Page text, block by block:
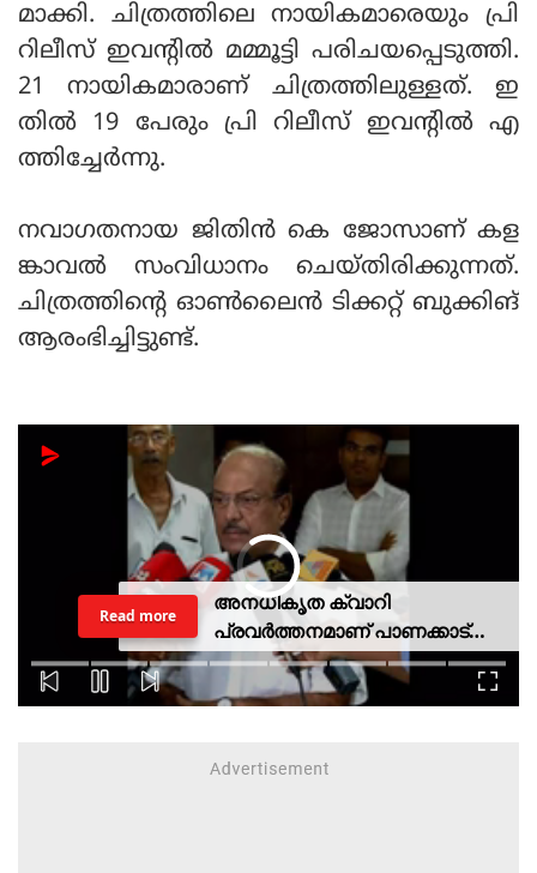
മാക്കി. ചിത്രത്തിലെ നായികമാരെയും പ്രി
റിലീസ് ഇവന്റില്‍ മമ്മൂട്ടി പരിചയപ്പെടുത്തി.
21 നായികമാരാണ് ചിത്രത്തിലുള്ളത്. ഇ
തില്‍ 19 പേരും പ്രി റിലീസ് ഇവന്റില്‍ എ
ത്തിച്ചേര്‍ന്നു.
നവാഗതനായ ജിതിന്‍ കെ ജോസാണ് കള
ങ്കാവല്‍ സംവിധാനം ചെയ്തിരിക്കുന്നത്.
ചിത്രത്തിന്റെ ഓണ്‍ലൈന്‍ ടിക്കറ്റ് ബുക്കിങ്
ആരംഭിച്ചിട്ടുണ്ട്.
അനധികൃത ക്വാറി
പ്രവര്‍ത്തനമാണ് പാണക്കാട്
ഉരുള്‍പൊട്ടലിന്
Read more